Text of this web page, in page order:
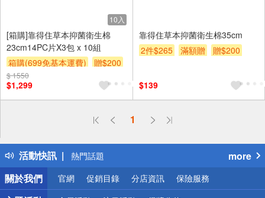
10入
[箱購]靠得住草本抑菌衛生棉
23cm14PC片X3包 x 10組
箱購(699免基本運費)
贈$200
$ 1550
$1,299
靠得住草本抑菌衛生棉35cm
2件$265
滿額贈 贈$200
$139
1
活動快訊
偏遠地區配送
得獎公告
熱門話題
銀行優惠
偏遠地區配送
詐騙網頁！請小心！
more
關於我們
官網 促銷目錄 分店資訊 保險服務